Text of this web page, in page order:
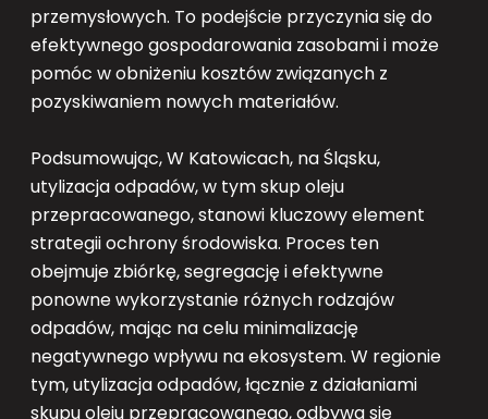
przemysłowych. To podejście przyczynia się do
efektywnego gospodarowania zasobami i może
pomóc w obniżeniu kosztów związanych z
pozyskiwaniem nowych materiałów.
Podsumowując, W Katowicach, na Śląsku,
utylizacja odpadów, w tym skup oleju
przepracowanego, stanowi kluczowy element
strategii ochrony środowiska. Proces ten
obejmuje zbiórkę, segregację i efektywne
ponowne wykorzystanie różnych rodzajów
odpadów, mając na celu minimalizację
negatywnego wpływu na ekosystem. W regionie
tym, utylizacja odpadów, łącznie z działaniami
skupu oleju przepracowanego, odbywa się